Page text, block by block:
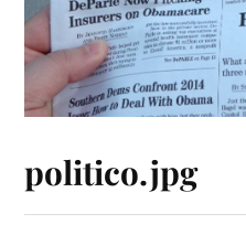
politico.jpg